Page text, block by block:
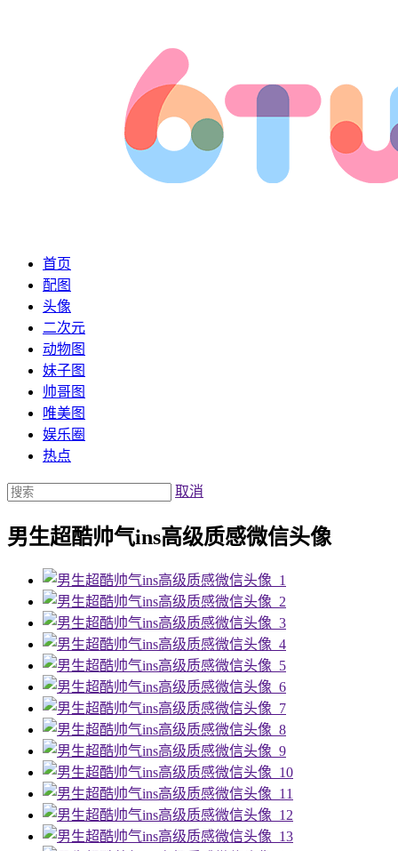
首页
配图
头像
二次元
动物图
妹子图
帅哥图
唯美图
娱乐圈
热点
取消
男生超酷帅气ins高级质感微信头像